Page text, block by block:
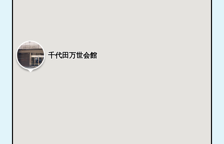
千代田万世会館